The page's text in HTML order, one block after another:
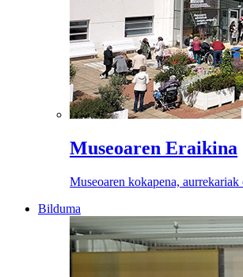
Museoaren Eraikina
Museoaren kokapena, aurrekariak
Bilduma